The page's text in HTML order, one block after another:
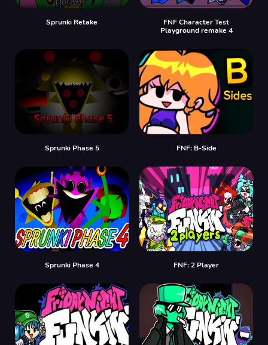
Sprunki Retake
FNF Character Test
Playground remake 4
Sprunki Phase 5 FNF: B-Side
Sprunki Phase 4 FNF: 2 Player